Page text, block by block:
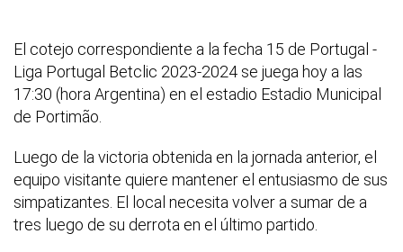
El cotejo correspondiente a la fecha 15 de Portugal -
Liga Portugal Betclic 2023-2024 se juega hoy a las
17:30 (hora Argentina) en el estadio Estadio Municipal
de Portimão.
Luego de la victoria obtenida en la jornada anterior, el
equipo visitante quiere mantener el entusiasmo de sus
simpatizantes. El local necesita volver a sumar de a
tres luego de su derrota en el último partido.